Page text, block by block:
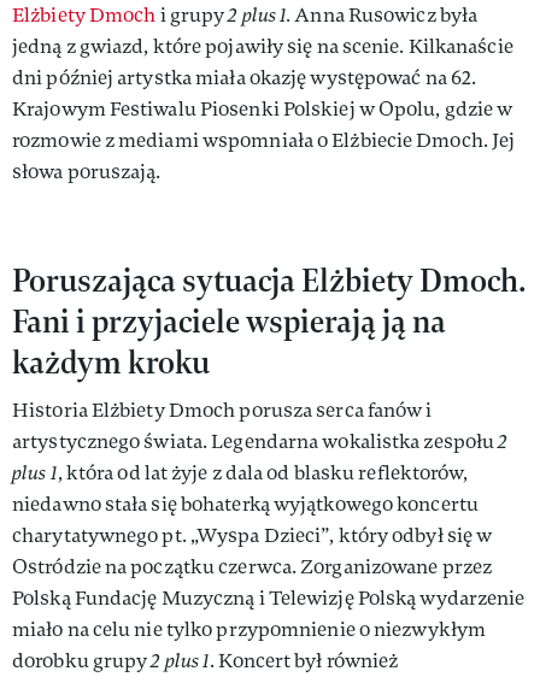
Elżbiety Dmochi grupy2 plus 1.Anna Rusowicz była
jedną z gwiazd, które pojawiły się na scenie. Kilkanaście
dni później artystka miała okazję występować na 62.
Krajowym Festiwalu Piosenki Polskiej w Opolu, gdzie w
rozmowie z mediami wspomniała o Elżbiecie Dmoch. Jej
słowa poruszają.
Poruszająca sytuacja Elżbiety Dmoch.
Fani i przyjaciele wspierają ją na
każdym kroku
Historia Elżbiety Dmoch porusza serca fanów i
artystycznego świata. Legendarna wokalistka zespołu2
plus 1, która od lat żyje z dala od blasku reflektorów,
niedawno stała się bohaterką wyjątkowego koncertu
charytatywnego pt. „Wyspa Dzieci”, który odbył się w
Ostródzie na początku czerwca. Zorganizowane przez
Polską Fundację Muzyczną i Telewizję Polską wydarzenie
miało na celu nie tylko przypomnienie o niezwykłym
dorobku grupy2 plus 1. Koncert był również